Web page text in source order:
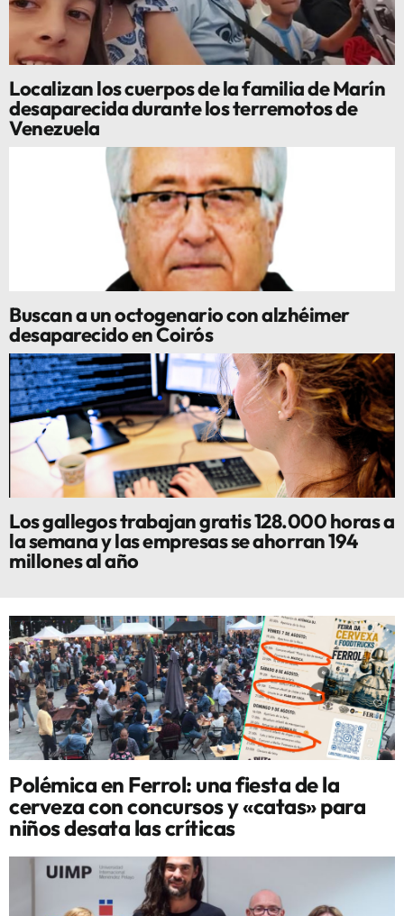
Localizan los cuerpos de la familia de Marín
desaparecida durante los terremotos de
Venezuela
Buscan a un octogenario con alzhéimer
desaparecido en Coirós
Los gallegos trabajan gratis 128.000 horas a
la semana y las empresas se ahorran 194
millones al año
Polémica en Ferrol: una fiesta de la
cerveza con concursos y «catas» para
niños desata las críticas